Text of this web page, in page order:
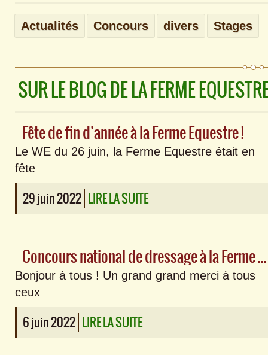
Actualités Concours divers Stages
SUR LE BLOG DE LA FERME
Fête de fin d’année à la Ferme Equestre !
Le WE du 26 juin, la Ferme Equestre était en
fête
29 juin 2022 LIRE LA SUITE
Concours national de dressage à la Ferme Equestre : l’album photos !
Bonjour à tous ! Un grand grand merci à tous
ceux
6 juin 2022 LIRE LA SUITE